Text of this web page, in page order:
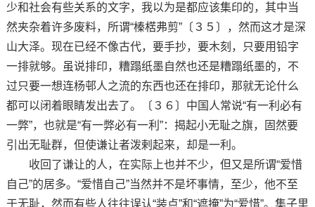
少和社会有些关系的文字，我以为是都应该集印的，其中当
然夹杂着许多废料，所谓“榛楛弗剪”〔３５〕，然而这才是深
山大泽。现在已经不像古代，要手抄，要木刻，只要用铅字
一排就够。虽说排印，糟蹋纸墨自然也还是糟蹋纸墨的，不
过只要一想连杨邨人之流的东西也还在排印，那就无论什么
都可以闭着眼睛发出去了。〔３６〕中国人常说“有一利必有
一弊”，也就是“有一弊必有一利”：揭起小无耻之旗，固然要
引出无耻群，但使谦让者泼剌起来，却是一利。
收回了谦让的人，在实际上也并不少，但又是所谓“爱惜
自己”的居多。“爱惜自己”当然并不是坏事情，至少，他不至
于无耻，然而有些人往往误认“装点”和“遮掩”为“爱惜”。集子里